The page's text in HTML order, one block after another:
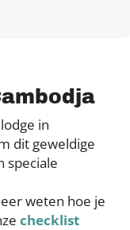
in
dit geweldige
speciale
weten hoe je
checklist